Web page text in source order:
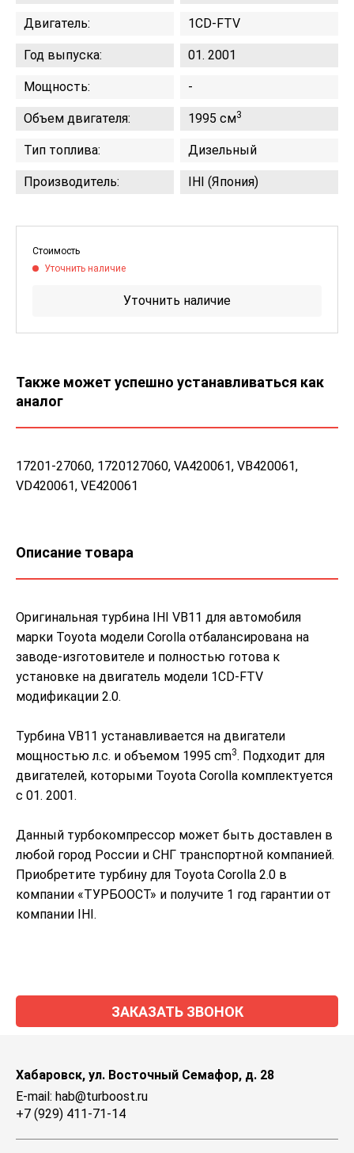
Двигатель: 1CD-FTV
Год выпуска: 01. 2001
Мощность: -
Объем двигателя: 1995 см3
Тип топлива: Дизельный
Производитель: IHI (Япония)
Стоимость
Уточнить наличие
Уточнить наличие
Также может успешно устанавливаться как
аналог
17201-27060, 1720127060, VA420061, VB420061,
VD420061, VE420061
Описание товара
Оригинальная турбина IHI VB11 для автомобиля
марки Toyota модели Corolla отбалансирована на
заводе-изготовителе и полностью готова к
установке на двигатель модели 1CD-FTV
модификации 2.0.
Турбина VB11 устанавливается на двигатели
мощностью л.с. и объемом 1995 cm3. Подходит для
двигателей, которыми Toyota Corolla комплектуется
с 01. 2001.
Данный турбокомпрессор может быть доставлен в
любой город России и СНГ транспортной компанией.
Приобретите турбину для Toyota Corolla 2.0 в
компании «ТУРБООСТ» и получите 1 год гарантии от
компании IHI.
ЗАКАЗАТЬ ЗВОНОК
Хабаровск, ул. Восточный Семафор, д. 28
E-mail: hab@turboost.ru
+7 (929) 411-71-14